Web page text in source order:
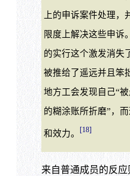
上的申诉案件处理，
限度上解决这些申诉
的实行这个激发消失
被推给了遥远并且笨
地方工会发现自己“
的糊涂账所折磨”，
和效力。 [18]
来自普通成员的反应